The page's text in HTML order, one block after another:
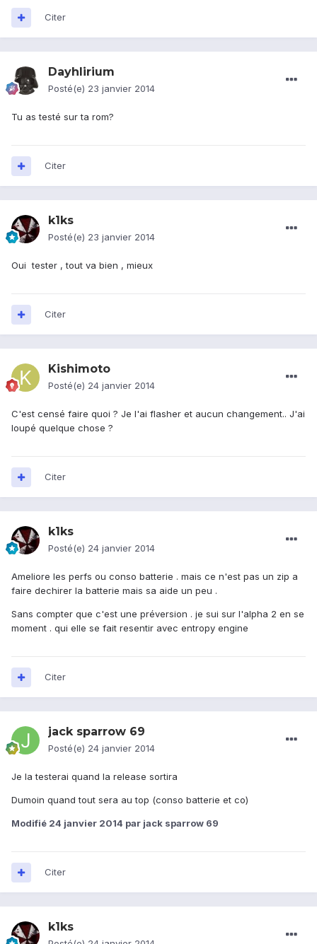
Citer
Dayhlirium
Posté(e) 23 janvier 2014
Tu as testé sur ta rom?
Citer
k1ks
Posté(e) 23 janvier 2014
Oui tester , tout va bien , mieux
Citer
Kishimoto
Posté(e) 24 janvier 2014
C'est censé faire quoi ? Je l'ai flasher et aucun changement.. J'ai
loupé quelque chose ?
Citer
k1ks
Posté(e) 24 janvier 2014
Ameliore les perfs ou conso batterie . mais ce n'est pas un zip a
faire dechirer la batterie mais sa aide un peu .
Sans compter que c'est une préversion . je sui sur l'alpha 2 en se
moment . qui elle se fait resentir avec entropy engine
Citer
jack sparrow 69
Posté(e) 24 janvier 2014
Je la testerai quand la release sortira
Dumoin quand tout sera au top (conso batterie et co)
Modifié 24 janvier 2014 par jack sparrow 69
Citer
k1ks